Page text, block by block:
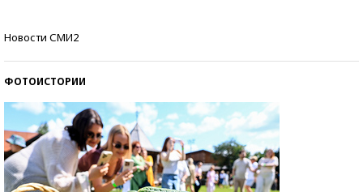
Новости СМИ2
ФОТОИСТОРИИ